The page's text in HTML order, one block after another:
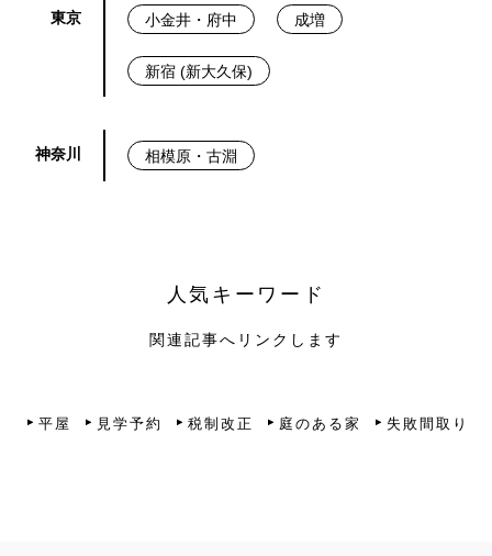
東京 小金井・府中 成増
新宿 (新大久保)
神奈川 相模原・古淵
人気キーワード
関連記事へリンクします
平屋 見学予約 税制改正 庭のある家 失敗間取り